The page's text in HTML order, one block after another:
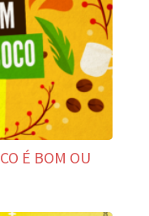
É BOM OU